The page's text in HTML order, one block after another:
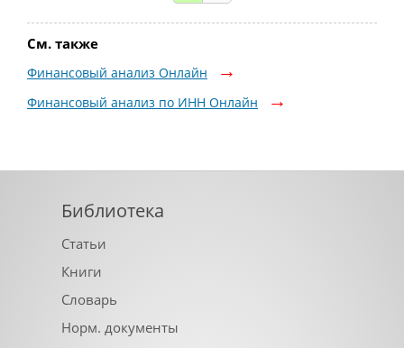
См. также
Финансовый анализ Онлайн
Финансовый анализ по ИНН Онлайн
Библиотека
Статьи
Книги
Словарь
Норм. документы